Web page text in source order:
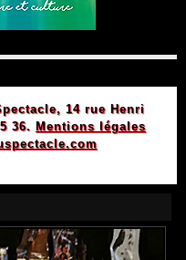
14 rue Henri
36. Mentions légales